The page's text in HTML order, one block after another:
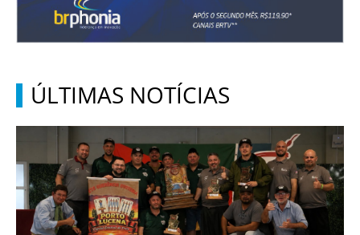
ÚLTIMAS NOTÍCIAS